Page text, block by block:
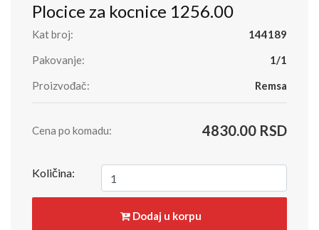
Plocice za kocnice 1256.00
Kat broj:
144189
Pakovanje:
1/1
Proizvođač:
Remsa
Cena po komadu: 4830.00 RSD
Količina:
Dodaj u korpu